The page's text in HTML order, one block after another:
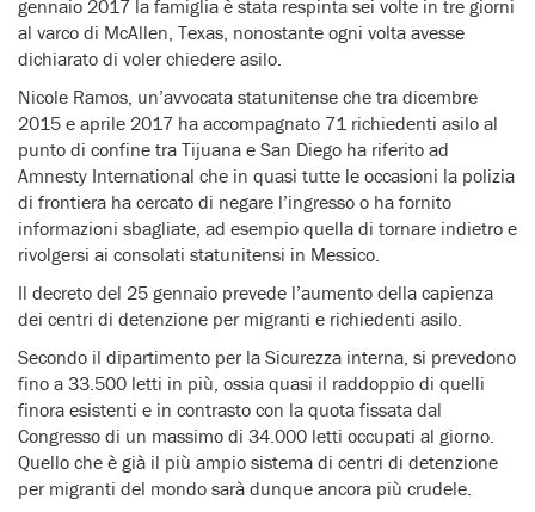
gennaio 2017 la famiglia è stata respinta sei volte in tre giorni
al varco di McAllen, Texas, nonostante ogni volta avesse
dichiarato di voler chiedere asilo.
Nicole Ramos, un’avvocata statunitense che tra dicembre
2015 e aprile 2017 ha accompagnato 71 richiedenti asilo al
punto di confine tra Tijuana e San Diego ha riferito ad
Amnesty International che in quasi tutte le occasioni la polizia
di frontiera ha cercato di negare l’ingresso o ha fornito
informazioni sbagliate, ad esempio quella di tornare indietro e
rivolgersi ai consolati statunitensi in Messico.
Il decreto del 25 gennaio prevede l’aumento della capienza
dei centri di detenzione per migranti e richiedenti asilo.
Secondo il dipartimento per la Sicurezza interna, si prevedono
fino a 33.500 letti in più, ossia quasi il raddoppio di quelli
finora esistenti e in contrasto con la quota fissata dal
Congresso di un massimo di 34.000 letti occupati al giorno.
Quello che è già il più ampio sistema di centri di detenzione
per migranti del mondo sarà dunque ancora più crudele.